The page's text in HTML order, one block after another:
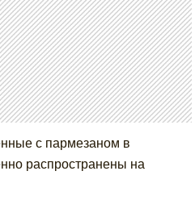
с пармезаном в
распространены на